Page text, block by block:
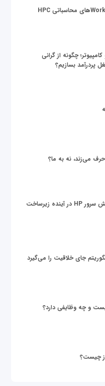
چگونه از گرانی
پردرآمد بسازیم؟
حرف می‌زند، نه به ما؟
زیر پوست دنیای داده؛ نقش سرور HP در آینده زیرساخت
جای خلاقیت را می‌گیرد
و چه وظایفی دارد؟
چیست؟